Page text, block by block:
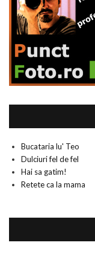
Bucataria lu' Teo
Dulciuri fel de fel
Hai sa gatim!
Retete ca la mama